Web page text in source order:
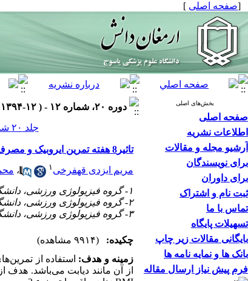
[صفحه اصلی ]
بخش‌های اصلی
صفحه اصلی
اطلاعات نشریه
آرشیو مجله و مقالات
برای نویسندگان
برای داوران
ثبت نام و اشتراک
تماس با ما
تسهیلات پایگاه
بایگانی مقالات زیر چاپ
بانک ها و نمایه نامه ها
فرم پیش نیاز ارسال مقاله
دوره ۲۰، شماره ۱۲ - ( ۱۲-۱۳۹۴ )
جلد ۲۰ شماره ۱۲ صفحات ۱۱۰۶-۱۰۹۶
تاثیر8 هفته تمرین ایروبیک و مصرف مکمل چای سبز برپروتئین شوک حرارتی (HSP72) زنان چاق دیابتی نوع 2
مریم ایزدی قهفرخی ۱ ،
۱- گروه فیزیولوژی ورزشی، دانشگاه سیستان و بلوچستان، زاهدان، ایران ،
۲- گروه فیزیولوژی ورزشی، دانشگاه شهر کرد، شهرکرد ایران
۳- گروه فیزیولوژی ورزشی، دانشگاه بیرجند، بیرجند، ایران
چکیده:
(۹۹۱۴ مشاهده)
زمینه و هدف: استفاده از
از آن مانند دیابت می‌باشد. هدف از این مطالعه بررسی تأثیر 8